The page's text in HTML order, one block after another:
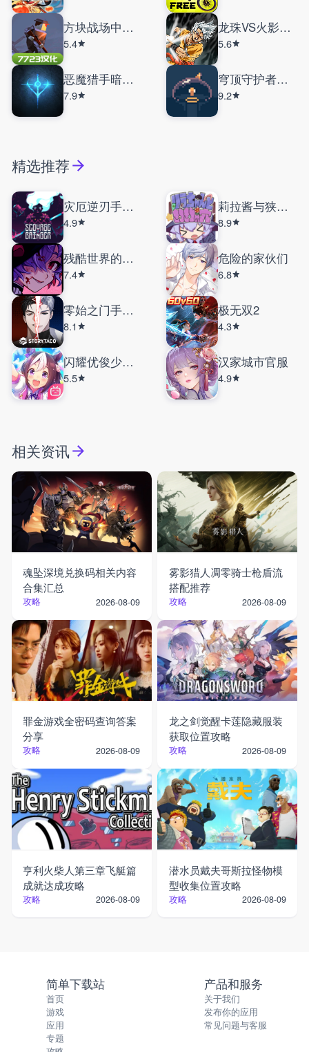
方块战场中文版
5.4
龙珠VS火影手机版
5.6
恶魔猎手暗影世界
7.9
穹顶守护者手机版
9.2
精选推荐
灾厄逆刃手机版
4.9
莉拉酱与狭窄洞窟
8.9
残酷世界的拯救之道
7.4
危险的家伙们
6.8
零始之门手机版
8.1
极无双2
4.3
闪耀优俊少女国服
5.5
汉家城市官服
4.9
相关资讯
魂坠深境兑换码相关内容
合集汇总
攻略 2026-08-09
雾影猎人凋零骑士枪盾流
搭配推荐
攻略 2026-08-09
罪金游戏全密码查询答案
分享
攻略 2026-08-09
龙之剑觉醒卡莲隐藏服装
获取位置攻略
攻略 2026-08-09
亨利火柴人第三章飞艇篇
成就达成攻略
攻略 2026-08-09
潜水员戴夫哥斯拉怪物模
型收集位置攻略
攻略 2026-08-09
简单下载站
首页
游戏
应用
专题
产品和服务
关于我们
发布你的应用
常见问题与客服